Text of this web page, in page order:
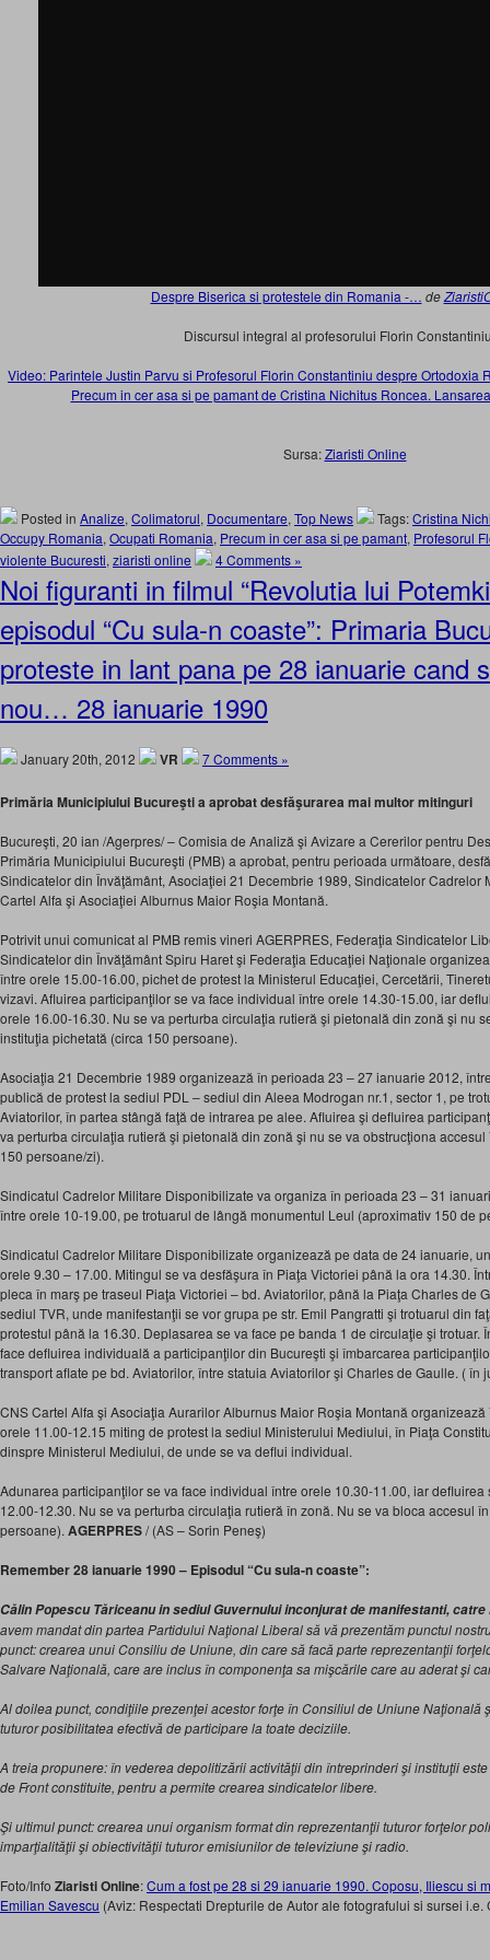
Despre Biserica si protestele din Romania -… de
Discursul integral al profesorului Florin
Video: Parintele Justin Parvu si Profesorul Florin Constantiniu despre Ortodoxia
Precum in cer asa si pe pamant de Cristina Nichitus Roncea.
Sursa:Ziaristi Online
Posted in Analize, Colimatorul, Documentare, Top News Tags:Cristina
Occupy Romania, Ocupati Romania, Precum in cer asa si pe pamant, Profesorul
violente Bucuresti, ziaristi online 4 Comments »
Noi figuranti in filmul “Revolutia lui
episodul “Cu sula-n coaste”: Primaria
proteste in lant pana pe 28 ianuarie cand
nou… 28 ianuarie 1990
January 20th, 2012 VR 7 Comments »
Primăria Municipiului Bucureşti a aprobat desfăşurarea mai multor mitinguri
Bucureşti, 20 ian /Agerpres/ – Comisia de Analiză şi Avizare a Cererilor pentru
Primăria Municipiului Bucureşti (PMB) a aprobat, pentru perioada următoare,
Sindicatelor din Învăţământ, Asociaţiei 21 Decembrie 1989, Sindicatelor Cadrelor
Cartel Alfa şi Asociaţiei Alburnus Maior Roşia Montană.
Potrivit unui comunicat al PMB remis vineri AGERPRES, Federaţia Sindicatelor
Sindicatelor din Învăţământ Spiru Haret şi Federaţia Educaţiei Naţionale
între orele 15.00-16.00, pichet de protest la Ministerul Educaţiei, Cercetării,
vizavi. Afluirea participanţilor se va face individual între orele 14.30-15.00, iar
orele 16.00-16.30. Nu se va perturba circulaţia rutieră şi pietonală din zonă şi nu
instituţia pichetată (circa 150 persoane).
Asociaţia 21 Decembrie 1989 organizează în perioada 23 – 27 ianuarie 2012,
publică de protest la sediul PDL – sediul din Aleea Modrogan nr.1, sector 1, pe
Aviatorilor, în partea stângă faţă de intrarea pe alee. Afluirea şi defluirea
va perturba circulaţia rutieră şi pietonală din zonă şi nu se va obstrucţiona
150 persoane/zi).
Sindicatul Cadrelor Militare Disponibilizate va organiza în perioada 23 – 31
între orele 10-19.00, pe trotuarul de lângă monumentul Leul (aproximativ 150 de
Sindicatul Cadrelor Militare Disponibilizate organizează pe data de 24 ianuarie,
orele 9.30 – 17.00. Mitingul se va desfăşura în Piaţa Victoriei până la ora 14.30.
pleca în marş pe traseul Piaţa Victoriei – bd. Aviatorilor, până la Piaţa Charles de
sediul TVR, unde manifestanţii se vor grupa pe str. Emil Pangratti şi trotuarul din
protestul până la 16.30. Deplasarea se va face pe banda 1 de circulaţie şi trotuar.
face defluirea individuală a participanţilor din Bucureşti şi îmbarcarea
transport aflate pe bd. Aviatorilor, între statuia Aviatorilor şi Charles de Gaulle. ( în
CNS Cartel Alfa şi Asociaţia Aurarilor Alburnus Maior Roşia Montană
orele 11.00-12.15 miting de protest la sediul Ministerului Mediului, în Piaţa
dinspre Ministerul Mediului, de unde se va deflui individual.
Adunarea participanţilor se va face individual între orele 10.30-11.00, iar
12.00-12.30. Nu se va perturba circulaţia rutieră în zonă. Nu se va bloca accesul
persoane). AGERPRES/ (AS – Sorin Peneş)
Remember 28 ianuarie 1990 – Episodul “Cu sula-n coaste”:
Călin Popescu Tăriceanu in sediul Guvernului inconjurat de manifestanti,
avem mandat din partea Partidului Naţional Liberal să vă prezentăm punctul
punct: crearea unui Consiliu de Uniune, din care să facă parte reprezentanţii
Salvare Naţională, care are inclus în componenţa sa mişcările care au aderat şi
Al doilea punct, condiţiile prezenţei acestor forţe în Consiliul de Uniune Naţională
tuturor posibilitatea efectivă de participare la toate deciziile.
A treia propunere: în vederea depolitizării activităţii din întreprinderi şi instituţii
de Front constituite, pentru a permite crearea sindicatelor libere.
Şi ultimul punct: crearea unui organism format din reprezentanţii tuturor forţelor
imparţialităţii şi obiectivităţii tuturor emisiunilor de televiziune şi radio.
Foto/Info Ziaristi Online:Cum a fost pe 28 si 29 ianuarie 1990. Coposu, Iliescu si
Emilian Savescu (Aviz: Respectati Drepturile de Autor ale fotografului si sursei i.e.